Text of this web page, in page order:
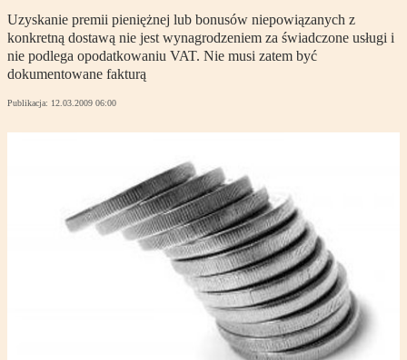
Uzyskanie premii pieniężnej lub bonusów niepowiązanych z
konkretną dostawą nie jest wynagrodzeniem za świadczone usługi i
nie podlega opodatkowaniu VAT. Nie musi zatem być
dokumentowane fakturą
Publikacja: 12.03.2009 06:00